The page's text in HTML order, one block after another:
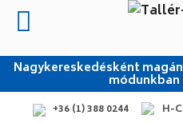
Nagykereskedésként
+36 (1) 388 0244 H-